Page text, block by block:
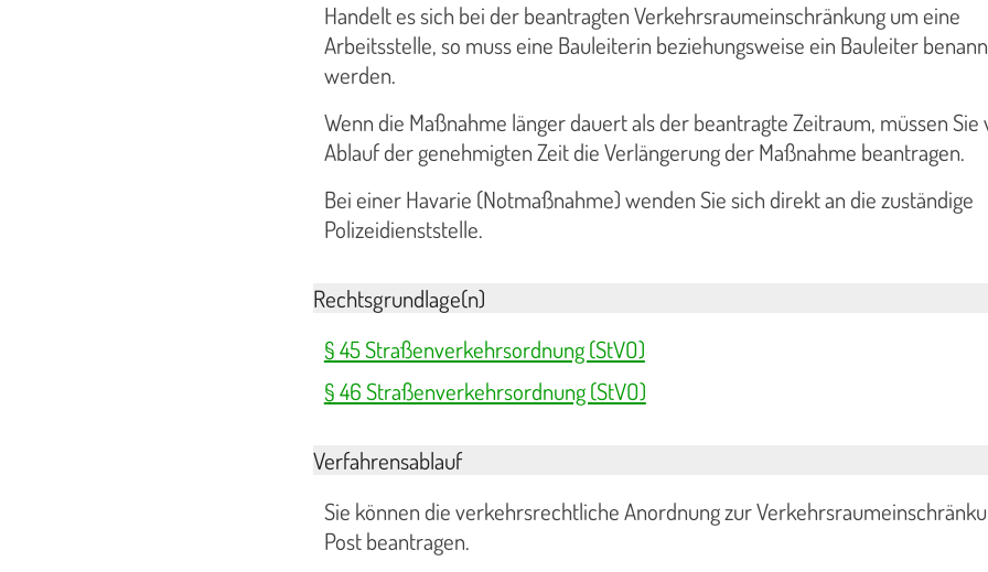
Handelt es sich bei der beantragten Verkehrsraumeinschränkung um eine
Arbeitsstelle, so muss eine Bauleiterin beziehungsweise ein Bauleiter
werden.
Wenn die Maßnahme länger dauert als der beantragte Zeitraum, müssen Sie
Ablauf der genehmigten Zeit die Verlängerung der Maßnahme beantragen.
Bei einer Havarie (Notmaßnahme) wenden Sie sich direkt an die zuständige
Polizeidienststelle.
Rechtsgrundlage(n)
§ 45 Straßenverkehrsordnung (StVO)
§ 46 Straßenverkehrsordnung (StVO)
Verfahrensablauf
Sie können die verkehrsrechtliche Anordnung zur
Post beantragen.